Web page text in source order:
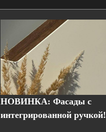
НОВИНКА: Фасады с
интегрированной ручкой!